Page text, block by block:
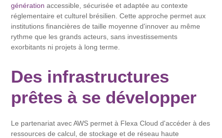
génération accessible, sécurisée et adaptée au contexte
réglementaire et culturel brésilien. Cette approche permet aux
institutions financières de taille moyenne d'innover au même
rythme que les grands acteurs, sans investissements
exorbitants ni projets à long terme.
Des infrastructures
prêtes à se développer
Le partenariat avec AWS permet à Flexa Cloud d'accéder à des
ressources de calcul, de stockage et de réseau haute